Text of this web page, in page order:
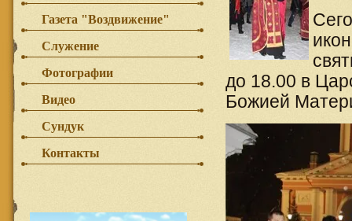
до 18.00 в
Божией
Газета "Воздвижение"
Служение
Фотографии
Видео
Сундук
Контакты